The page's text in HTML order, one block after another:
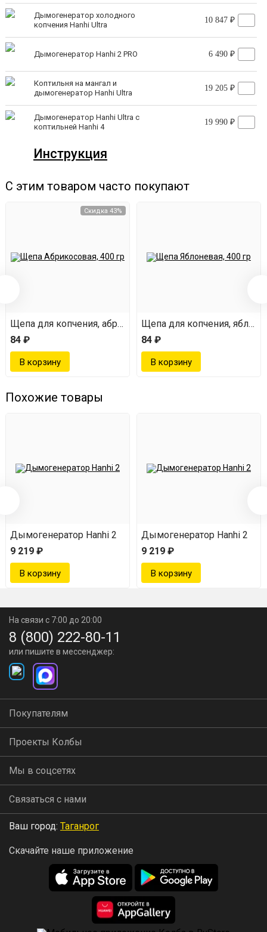
Дымогенератор холодного
копчения Hanhi Ultra
10 847 ₽
Дымогенератор Hanhi 2 PRO 6 490 ₽
Коптильня на мангал и
дымогенератор Hanhi Ultra
19 205 ₽
Дымогенератор Hanhi Ultra с
коптильней Hanhi 4
19 990 ₽
Инструкция
С этим товаром часто покупают
Скидка 43%
Щепа для копчения, абрикосовая, 400 г
84 ₽
Щепа для копчения,
84 ₽
Похожие товары
Дымогенератор Hanhi 2
9 219 ₽
Дымогенератор Hanhi 2
9 219 ₽
На связи с 7:00 до 20:00
8 (800) 222-80-11
или пишите в мессенджер:
Покупателям
Проекты Колбы
Мы в соцсетях
Связаться с нами
Ваш город: Таганрог
Скачайте наше приложение